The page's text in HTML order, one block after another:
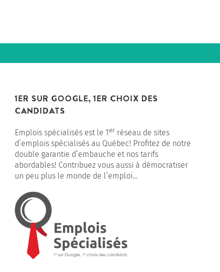
1ER SUR GOOGLE, 1ER CHOIX DES
CANDIDATS
Emplois spécialisés est le 1er réseau de sites
d’emplois spécialisés au Québec! Profitez de notre
double garantie d’embauche et nos tarifs
abordables! Contribuez vous aussi à démocratiser
un peu plus le monde de l’emploi…